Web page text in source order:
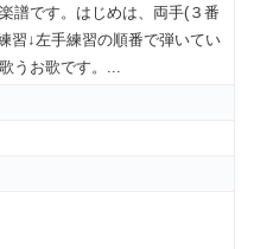
譜です。はじめは、両手(３番
習↓左手練習の順番で弾いてい
うお歌です。...